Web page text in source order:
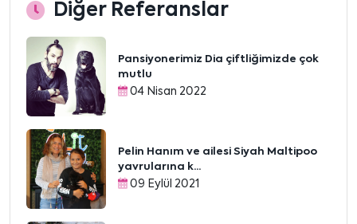
Diğer Referanslar
Pansiyonerimiz Dia çiftliğimizde çok
mutlu
04 Nisan 2022
Pelin Hanım ve ailesi Siyah Maltipoo
yavrularına k...
09 Eylül 2021